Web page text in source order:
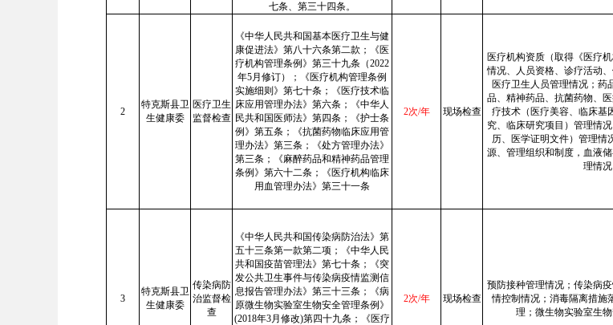
七条、第三十四条。
2
特克斯县卫
生健康委
医疗卫生
监督检查
《中华人民共和国基本医疗卫生与健
康促进法》第八十六条第二款；《医
疗机构管理条例》第三十九条（2022
年5月修订）；《医疗机构管理条例
实施细则》第七十条；《医疗技术临
床应用管理办法》第六条；《中华人
民共和国医师法》第四条；《护士条
例》第五条；《抗菌药物临床应用管
理办法》第三条；《处方管理办法》
第三条；《麻醉药品和精神药品管理
条例》第六十二条；《医疗机构临床
用血管理办法》第三十一条
2次/年 现场检查
医疗机构资质（取得《医疗
情况、人员资格、诊疗活动
医疗卫生人员管理情况；药
品、精神药品、抗菌药物、
疗技术（医疗美容、临床基
究、临床研究项目）管理情
历、医学证明文件）管理情
源、管理组织和制度，血液
理情况
3
特克斯县卫
生健康委
传染病防
治监督检
查
《中华人民共和国传染病防治法》第
五十三条第一款第二项；《中华人民
共和国疫苗管理法》第七十条；《突
发公共卫生事件与传染病疫情监测信
息报告管理办法》第三十三条；《病
原微生物实验室生物安全管理条例》
(2018年3月修改)第四十九条；《医疗
2次/年 现场检查
预防接种管理情况；传染病
情控制情况；消毒隔离措施
理；微生物实验室生物